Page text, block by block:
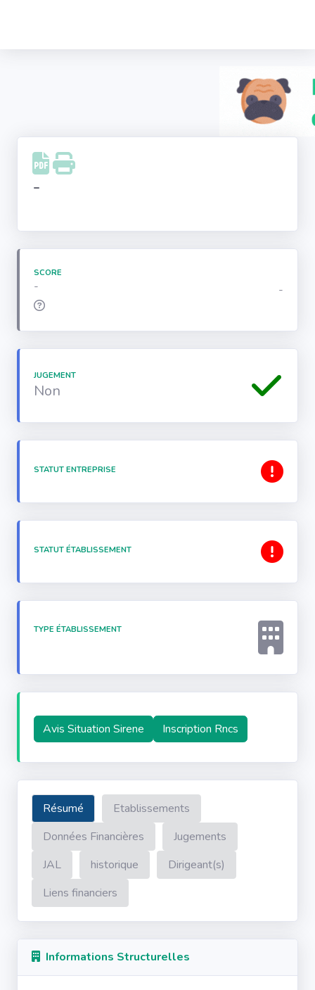
Facebook
Instagram
-
SCORE
- -
JUGEMENT
Non
STATUT ENTREPRISE
STATUT ÉTABLISSEMENT
TYPE ÉTABLISSEMENT
Avis Situation Sirene Inscription Rncs
Résumé
Etablissements
Données Financières
Jugements
JAL
historique
Dirigeant(s)
Liens financiers
Informations Structurelles